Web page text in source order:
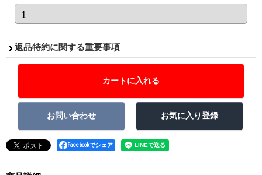
返品特約に関する重要事項
Facebookでシェア